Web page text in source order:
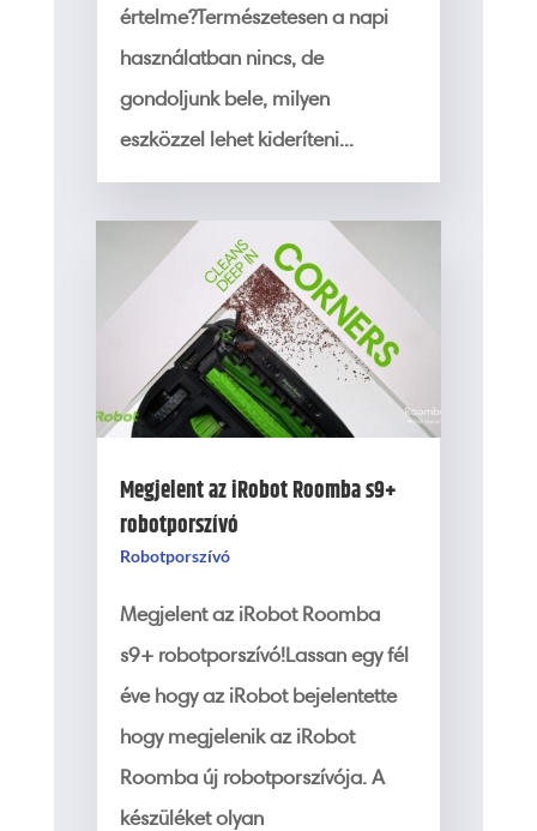
értelme?Természetesen a napi
használatban nincs, de
gondoljunk bele, milyen
eszközzel lehet kideríteni...
Megjelent az iRobot Roomba s9+
robotporszívó
Robotporszívó
Megjelent az iRobot Roomba
s9+ robotporszívó!Lassan egy fél
éve hogy az iRobot bejelentette
hogy megjelenik az iRobot
Roomba új robotporszívója. A
készüléket olyan